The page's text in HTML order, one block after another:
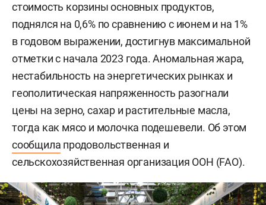
стоимость корзины основных продуктов,
поднялся на 0,6% по сравнению с июнем и на 1%
в годовом выражении, достигнув максимальной
отметки с начала 2023 года. Аномальная жара,
нестабильность на энергетических рынках и
геополитическая напряженность разогнали
цены на зерно, сахар и растительные масла,
тогда как мясо и молочка подешевели. Об этом
сообщила продовольственная и
сельскохозяйственная организация ООН (FAO).